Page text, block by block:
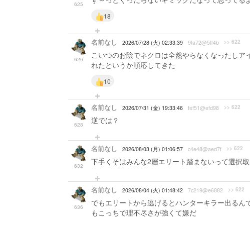
625
18
626
名前なし 2026/07/28 (火) 02:33:39 9fa72@5ff4b >> 622
こいつのお陰でネクロは全然やらなくなったし
れたというか順応してきた
10
628
名前なし 2026/07/31 (金) 19:33:46 fef51@efd98 >> 622
逆では？
632
名前なし 2026/08/03 (月) 01:06:57 c4e48@aed7f >> 622
下手くそはみんな2層エリート踏まないって選択
636
名前なし 2026/08/04 (火) 01:48:42 7c219@e6882 >> 622
でもエリートから逃げるとハンターキラー出る
もこっちで理不尽さが強くて嫌だ